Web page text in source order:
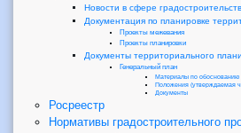
Новости в сфере
Документация по планировке
Проекты межевания
Проекты планировки
Документы территориального
Генеральный план
Материалы по обоснованию
Положения (утверждаемая
Документы
Росреестр
Нормативы градостроительного